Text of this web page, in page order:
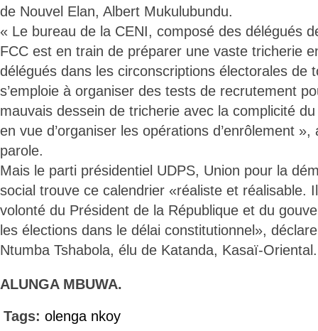
de Nouvel Elan, Albert Mukulubundu.
« Le bureau de la CENI, composé des délégués
FCC est en train de préparer une vaste tricherie
délégués dans les circonscriptions électorales de
s’emploie à organiser des tests de recrutement
mauvais dessein de tricherie avec la complicité
en vue d’organiser les opérations d’enrôlement
parole.
Mais le parti présidentiel UDPS, Union pour la
social trouve ce calendrier «réaliste et réalisable.
volonté du Président de la République et du
les élections dans le délai constitutionnel»,
Ntumba Tshabola, élu de Katanda, Kasaï-Oriental.
ALUNGA MBUWA.
Tags: olenga nkoy